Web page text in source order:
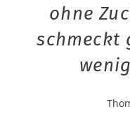
ohne
schmeckt